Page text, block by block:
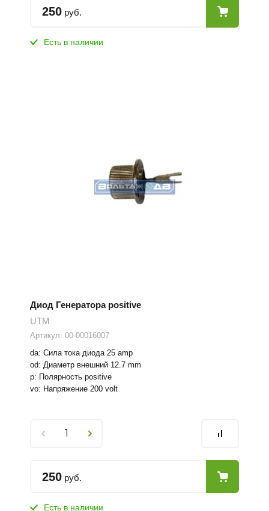
250 руб.
Есть в наличии
Диод Генератора positive
UTM
Артикул: 00-00016007
da: Сила тока диода 25 amp
od: Диаметр внешний 12.7 mm
p: Полярность positive
vo: Напряжение 200 volt
250 руб.
Есть в наличии